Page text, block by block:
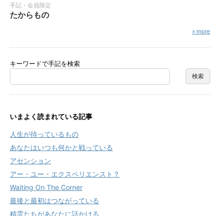
手記・会員限定
たからもの
» more
キーワードで手記を検索
いまよく読まれている記事
人生が待っているもの
あなたはいつも何かと戦っている
アセンション
アー・ユー・エクスペリエンスト？
Waiting On The Corner
最後と最初はつながっている
精霊たちがあなたに話かける